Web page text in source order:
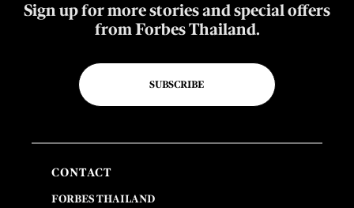
Sign up for more stories and special offers
from Forbes Thailand.
SUBSCRIBE
CONTACT
FORBES THAILAND